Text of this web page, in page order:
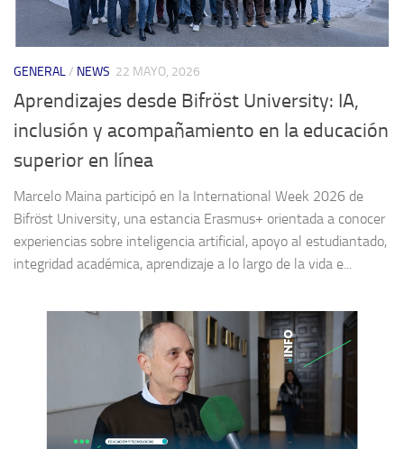
GENERAL/ NEWS 22 MAYO, 2026
Aprendizajes desde Bifröst University: IA,
inclusión y acompañamiento en la educación
superior en línea
Marcelo Maina participó en la International Week 2026 de
Bifröst University, una estancia Erasmus+ orientada a conocer
experiencias sobre inteligencia artificial, apoyo al estudiantado,
integridad académica, aprendizaje a lo largo de la vida e...